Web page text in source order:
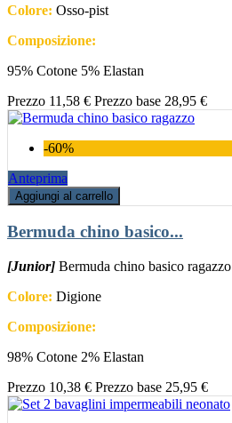
Colore: Osso-pist
Composizione:
95% Cotone 5% Elastan
Prezzo 11,58 € Prezzo base 28,95 €
-60%
Anteprima
Aggiungi al carrello
Bermuda chino basico...
[Junior] Bermuda chino basico ragazzo
Colore: Digione
Composizione:
98% Cotone 2% Elastan
Prezzo 10,38 € Prezzo base 25,95 €